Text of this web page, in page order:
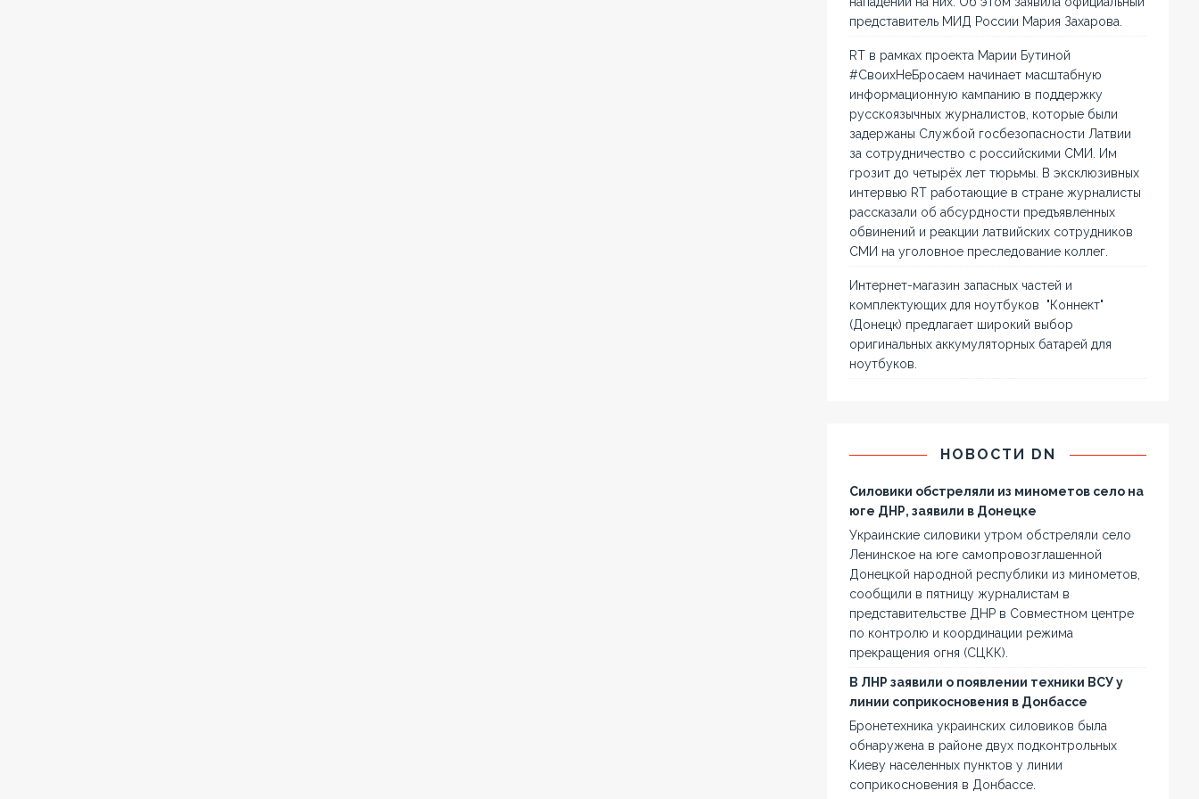
представитель МИД России Мария Захарова.
RT в рамках проекта Марии Бутиной
#СвоихНеБросаем начинает масштабную
информационную кампанию в поддержку
русскоязычных журналистов, которые были
задержаны Службой госбезопасности Латвии
за сотрудничество с российскими СМИ. Им
грозит до четырёх лет тюрьмы. В эксклюзивных
интервью RT работающие в стране журналисты
рассказали об абсурдности предъявленных
обвинений и реакции латвийских сотрудников
СМИ на уголовное преследование коллег.
Интернет-магазин запасных частей и
комплектующих для ноутбуков "Коннект"
(Донецк) предлагает широкий выбор
оригинальных аккумуляторных батарей для
ноутбуков.
НОВОСТИ DN
Силовики обстреляли из минометов село на
юге ДНР, заявили в Донецке
Украинские силовики утром обстреляли село
Ленинское на юге самопровозглашенной
Донецкой народной республики из минометов,
сообщили в пятницу журналистам в
представительстве ДНР в Совместном центре
по контролю и координации режима
прекращения огня (СЦКК).
В ЛНР заявили о появлении техники ВСУ у
линии соприкосновения в Донбассе
Бронетехника украинских силовиков была
обнаружена в районе двух подконтрольных
Киеву населенных пунктов у линии
соприкосновения в Донбассе.